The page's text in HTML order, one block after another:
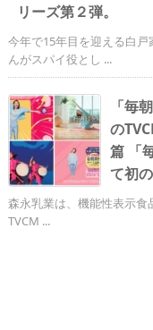
リーズ第２弾。
今年で15年目を迎える白
んがスパイ役とし ...
「毎
の
篇 「
て初
森永乳業は、機能性表示
TVCM ...